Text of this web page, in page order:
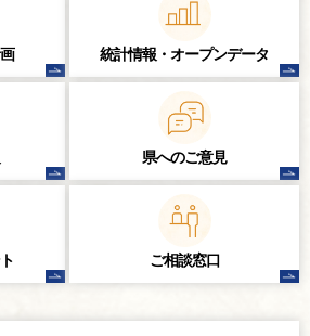
統計情報・ オープンデータ
県へのご意見
ご相談窓口